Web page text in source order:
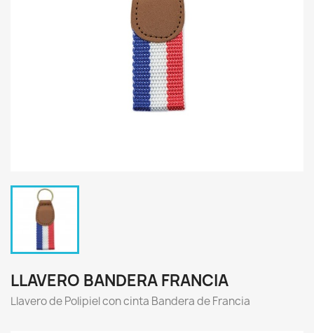
LLAVERO BANDERA FRANCIA
Llavero de Polipiel con cinta Bandera de Francia